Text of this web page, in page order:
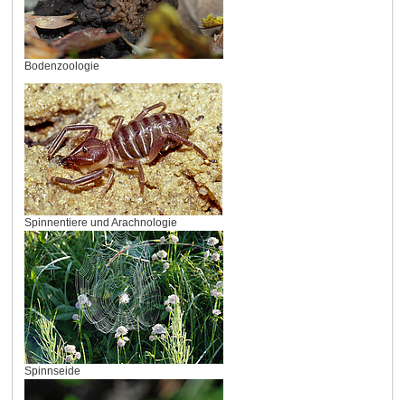
Bodenzoologie
Spinnentiere und Arachnologie
Spinnseide